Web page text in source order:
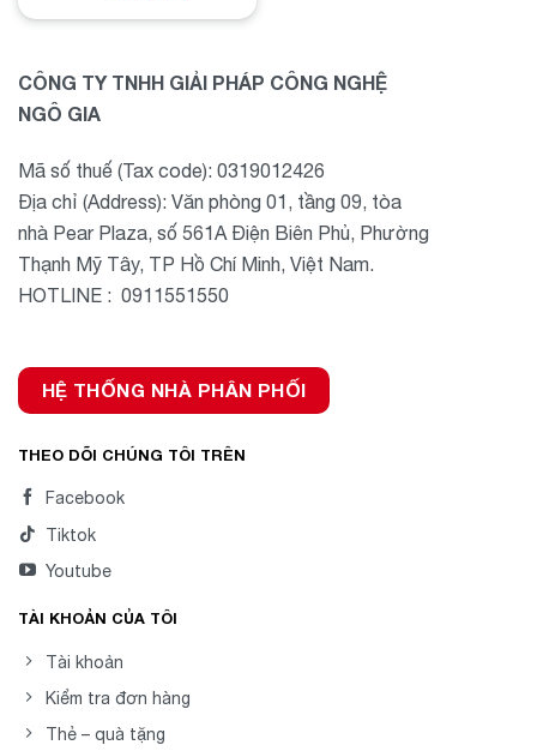
0
3.000.000₫.
là:
CÔNG TY TNHH GIẢI PHÁP CÔNG NGHỆ
NGÔ GIA
Mã số thuế (Tax code): 0319012426
Địa chỉ (Address): Văn phòng 01, tầng 09, tòa
nhà Pear Plaza, số 561A Điện Biên Phủ, Phường
Thạnh Mỹ Tây, TP Hồ Chí Minh, Việt Nam.
HOTLINE : 0911551550
HỆ THỐNG NHÀ PHÂN PHỐI
THEO DÕI CHÚNG TÔI TRÊN
Facebook
Tiktok
Youtube
TÀI KHOẢN CỦA TÔI
Tài khoản
Kiểm tra đơn hàng
Thẻ – quà tặng